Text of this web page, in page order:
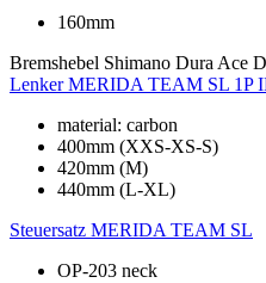
160mm
Bremshebel Shimano Dura Ace
Lenker MERIDA TEAM SL 1P
material: carbon
400mm (XXS-XS-S)
420mm (M)
440mm (L-XL)
Steuersatz MERIDA TEAM SL
OP-203 neck